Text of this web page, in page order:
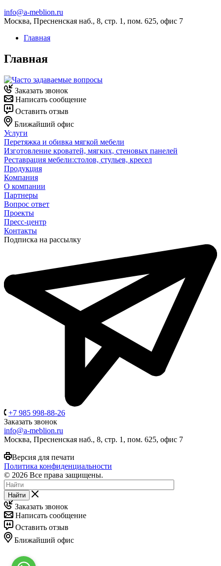
info@a-meblion.ru
Москва, Пресненская наб., 8, стр. 1, пом. 625, офис 7
Главная
Главная
Заказать звонок
Написать сообщение
Оставить отзыв
Ближайший офис
Услуги
Перетяжка и обивка мягкой мебели
Изготовление кроватей, мягких, стеновых панелей
Реставрация мебели:столов, стульев, кресел
Продукция
Компания
О компании
Партнеры
Вопрос ответ
Проекты
Пресс-центр
Контакты
Подписка на рассылку
+7 985 998-88-26
Заказать звонок
info@a-meblion.ru
Москва, Пресненская наб., 8, стр. 1, пом. 625, офис 7
Версия для печати
Политика конфиденциальности
© 2026 Все права защищены.
Найти
Заказать звонок
Написать сообщение
Оставить отзыв
Ближайший офис